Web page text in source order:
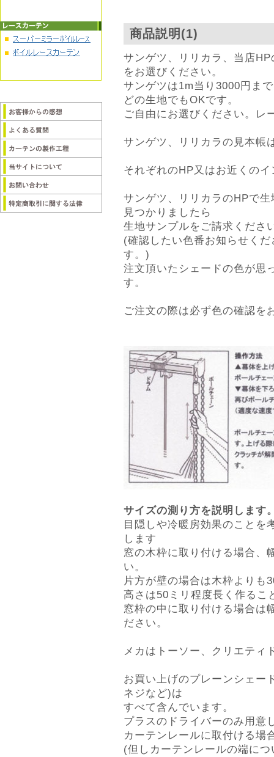
商品説明(1)
サンゲツ、リリカラ、当店
をお選びください。
サンゲツは1m当り3000円ま
どの生地でもOKです。
ご自由にお選びください。レ
サンゲツ、リリカラの見本帳
それぞれのHP又はお近くの
サンゲツ、リリカラのHPで
見つかりましたら
生地サンプルをご請求くださ
(確認したい色番お知らせく
す。)
注文頂いたシェードの色が思
す。
ご注文の際は必ず色の確認を
サイズの測り方を説明します
目隠しや冷暖房効果のことを
します
窓の木枠に取り付ける場合、
い。
片方が壁の場合は木枠よりも
高さは50ミリ程度長く作るこ
窓枠の中に取り付ける場合は
ださい。
メカはトーソー、クリエティ
お買い上げのプレーンシェー
ネジなど)は
すべて含んでいます。
プラスのドライバーのみ用意
カーテンレールに取付ける場
(但しカーテンレールの端に